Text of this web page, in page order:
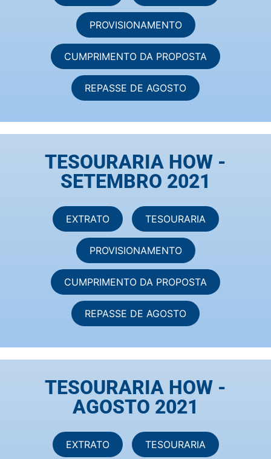
PROVISIONAMENTO
CUMPRIMENTO DA PROPOSTA
REPASSE DE AGOSTO
TESOURARIA HOW -
SETEMBRO 2021
EXTRATO TESOURARIA
PROVISIONAMENTO
CUMPRIMENTO DA PROPOSTA
REPASSE DE AGOSTO
TESOURARIA HOW -
AGOSTO 2021
EXTRATO TESOURARIA